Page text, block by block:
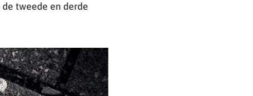
tweede en derde